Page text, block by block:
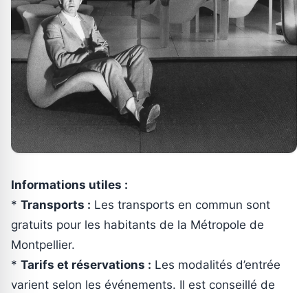
Informations utiles :
* Transports : Les transports en commun sont
gratuits pour les habitants de la Métropole de
Montpellier.
* Tarifs et réservations : Les modalités d’entrée
varient selon les événements. Il est conseillé de